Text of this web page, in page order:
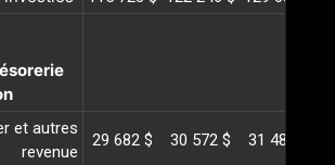
et autres
revenue
29 682 $ 30 572 $ 31 489 $